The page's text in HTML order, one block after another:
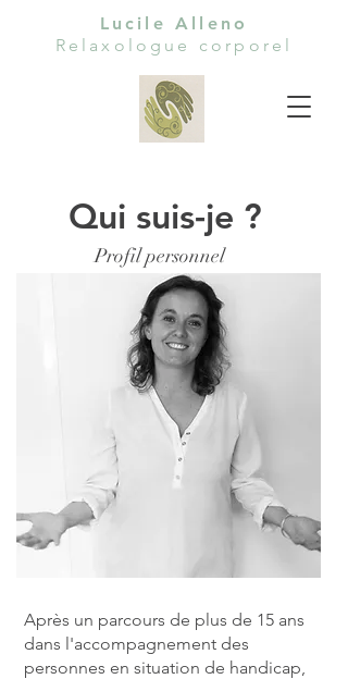
Lucile Alleno
Relaxologue corporel
Après un parcours de plus de 15 ans
dans l'accompagnement des
personnes en situation de handicap,
Qui suis-je ?
Profil personnel